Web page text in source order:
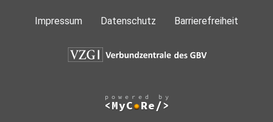
Impressum Datenschutz Barrierefreiheit